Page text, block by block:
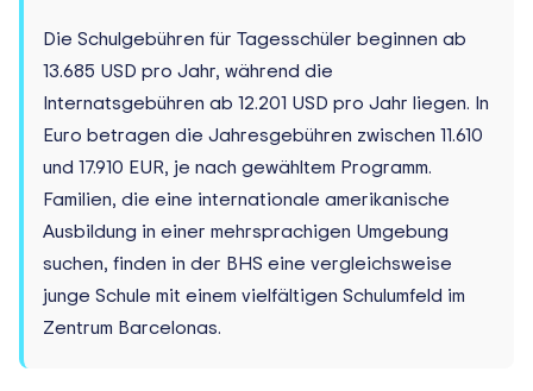
Die Schulgebühren für Tagesschüler beginnen ab
13.685 USD pro Jahr, während die
Internatsgebühren ab 12.201 USD pro Jahr liegen. In
Euro betragen die Jahresgebühren zwischen 11.610
und 17.910 EUR, je nach gewähltem Programm.
Familien, die eine internationale amerikanische
Ausbildung in einer mehrsprachigen Umgebung
suchen, finden in der BHS eine vergleichsweise
junge Schule mit einem vielfältigen Schulumfeld im
Zentrum Barcelonas.